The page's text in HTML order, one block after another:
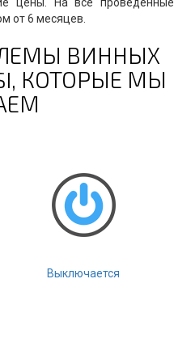
от 6 месяцев.
ВИННЫХ
КОТОРЫЕ МЫ
Выключается